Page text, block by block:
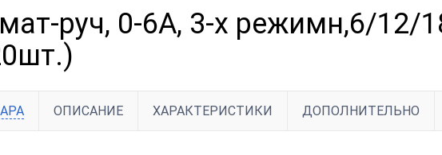
руч, 0-6А, 3-х режимн,6/12/
ОПИСАНИЕ ХАРАКТЕРИСТИКИ ДОПОЛНИТЕЛЬНО